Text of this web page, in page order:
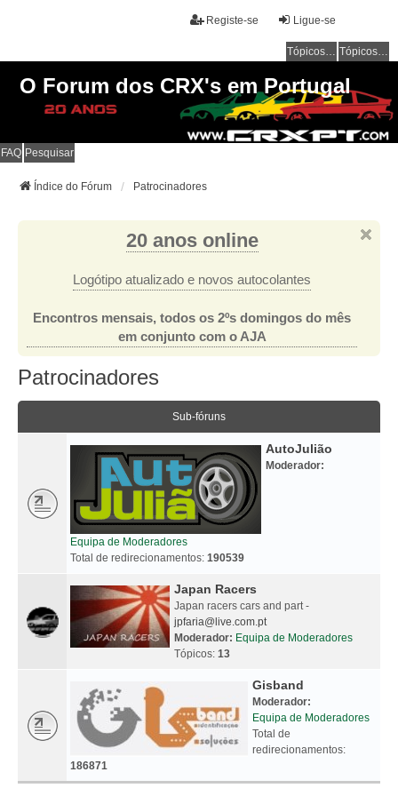
Ligue-se
Registe-se
Tópicos sem resposta Tópicos ativos
O Forum dos CRX's em Portugal
FAQ Pesquisar
Índice do Fórum Patrocinadores
20 anos online
Logótipo atualizado e novos autocolantes
Encontros mensais, todos os 2ºs domingos do mês
em conjunto com o AJA
Patrocinadores
Sub-fóruns
AutoJulião
Moderador:
Equipa de Moderadores
Total de redirecionamentos: 190539
Japan Racers
Japan racers cars and part -
jpfaria@live.com.pt
Moderador: Equipa de Moderadores
Tópicos: 13
Gisband
Moderador:
Equipa de Moderadores
Total de
redirecionamentos:
186871